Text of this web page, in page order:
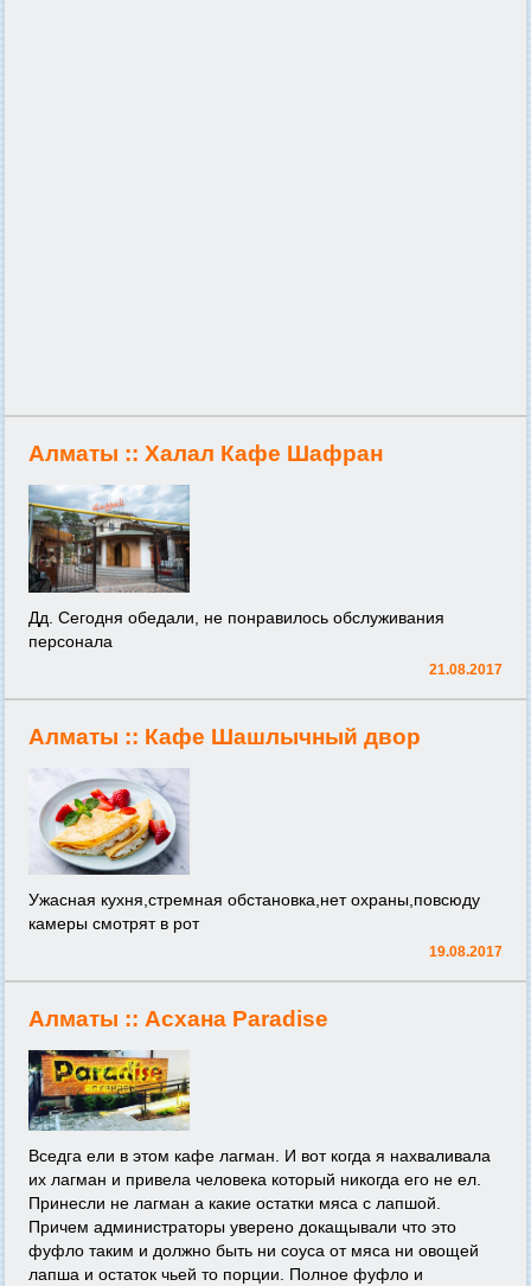
Алматы :: Халал Кафе Шафран
Дд. Сегодня обедали, не понравилось обслуживания
персонала
21.08.2017
Алматы :: Кафе Шашлычный двор
Ужасная кухня,стремная обстановка,нет охраны,повсюду
камеры смотрят в рот
19.08.2017
Алматы :: Асхана Paradise
Вседга ели в этом кафе лагман. И вот когда я нахваливала
их лагман и привела человека который никогда его не ел.
Принесли не лагман а какие остатки мяса с лапшой.
Причем администраторы уверено докащывали что это
фуфло таким и должно быть ни соуса от мяса ни овощей
лапша и остаток чьей то порции. Полное фуфло и